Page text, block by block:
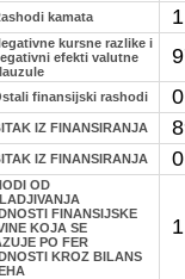
kamata 1
kursne razlike i
efekti valutne
finansijski rashodi 0
IZ FINANSIRANJA
IZ FINANSIRANJA 0
OD
FINANSIJSKE
KOJA SE
PO FER
KROZ BILANS